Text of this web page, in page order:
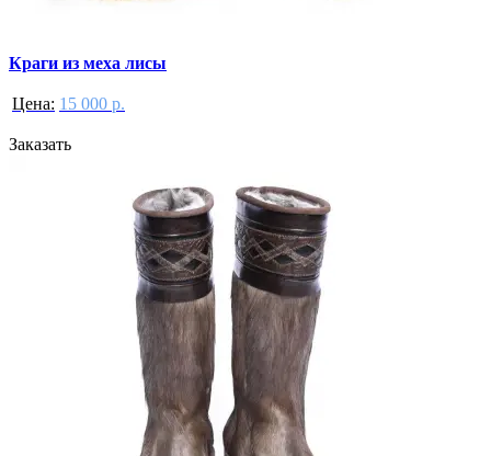
Краги из меха лисы
Цена: 15 000 р.
Заказать